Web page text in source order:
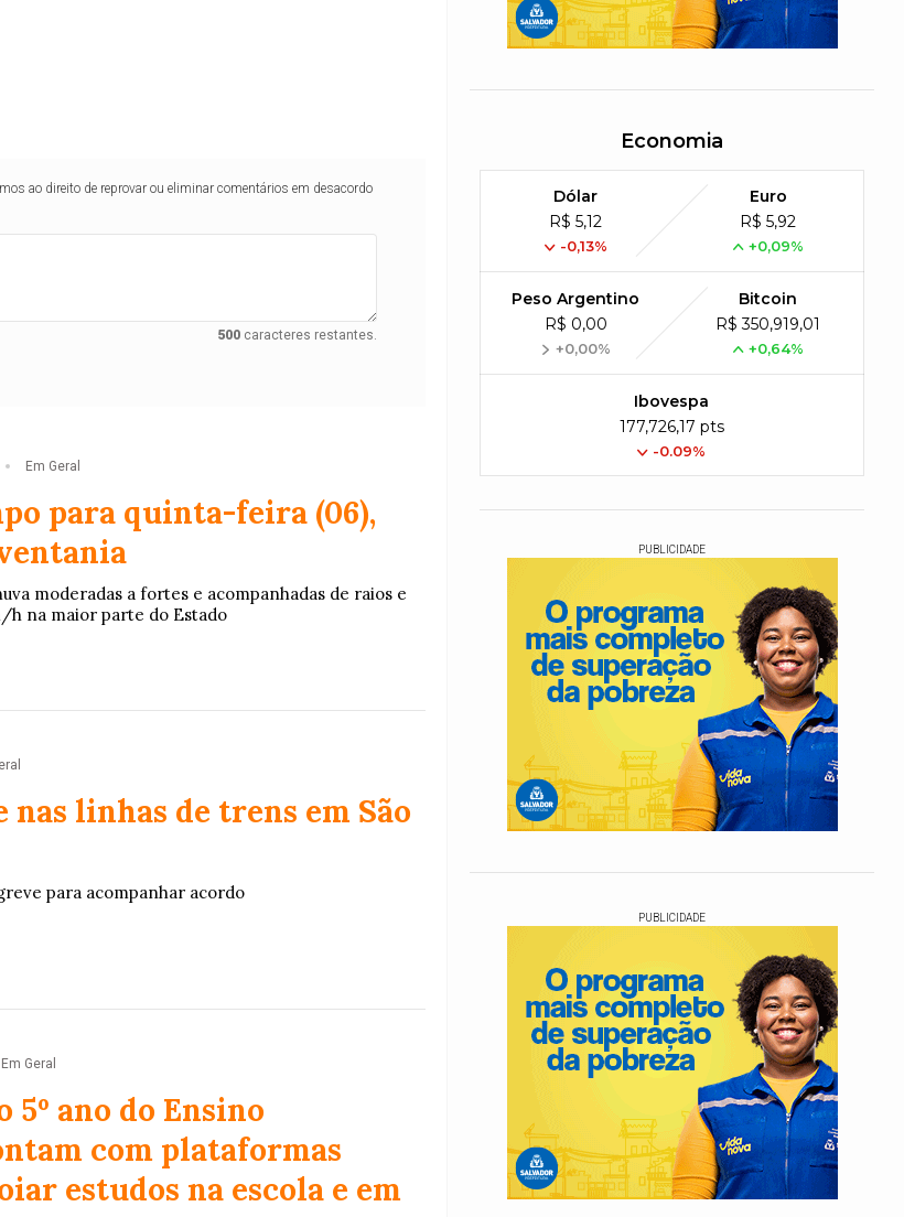
ao direito de reprovar ou eliminar comentários em desacordo
500caracteres restantes.
Em Geral
para quinta-feira (06),
moderadas a fortes e acompanhadas de raios e
h na maior parte do Estado
linhas de trens em São
para acompanhar acordo
Em Geral
5º ano do Ensino
com plataformas
estudos na escola e em
Economia
Dólar
R$ 5,12
-0,13%
Euro
R$ 5,92
+0,09%
Peso Argentino
R$ 0,00
+0,00%
Bitcoin
R$ 350,919,01
+0,64%
Ibovespa
177,726,17 pts
-0.09%
PUBLICIDADE
PUBLICIDADE